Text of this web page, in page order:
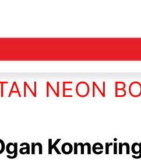
NEON